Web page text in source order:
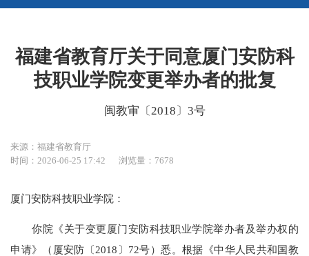
福建省教育厅关于同意厦门安防科
技职业学院变更举办者的批复
闽教审〔2018〕3号
来源：福建省教育厅
时间：2026-06-25 17:42
浏览量：7678
厦门安防科技职业学院：
你院《关于变更厦门安防科技职业学院举办者及举办权的
申请》（厦安防〔2018〕72号）悉。根据《中华人民共和国教